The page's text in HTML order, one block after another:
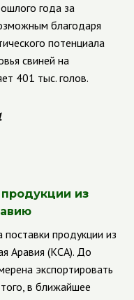
года за
благодаря
потенциала
свиней на
401 тыс. голов.
из
продукции из
Аравия (КСА). До
экспортировать
в ближайшее